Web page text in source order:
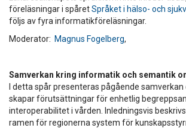
föreläsningar i spåretSpråket i hälso- och
följs av fyra informatikföreläsningar.
Moderator: Magnus Fogelberg,
Samverkan kring informatik och semantik
I detta spår presenteras pågående
skapar förutsättningar för enhetlig
interoperabilitet i vården. Inledningsvis
ramen för regionerna system för